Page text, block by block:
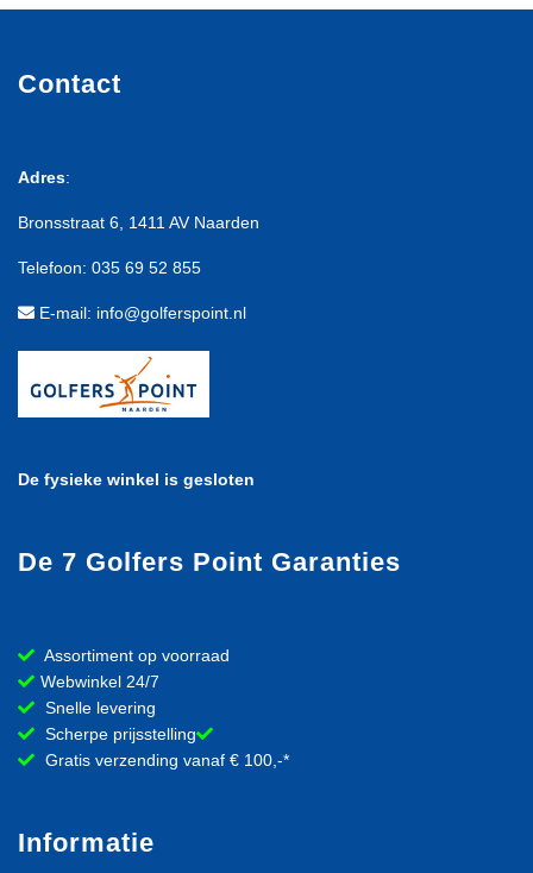
Contact
Adres:
Bronsstraat 6, 1411 AV Naarden
Telefoon: 035 69 52 855
E-mail: info@golferspoint.nl
De fysieke winkel is gesloten
De 7 Golfers Point Garanties
Assortiment op voorraad
Webwinkel 24/7
Snelle levering
Scherpe prijsstelling
Gratis verzending vanaf € 100,-*
Informatie